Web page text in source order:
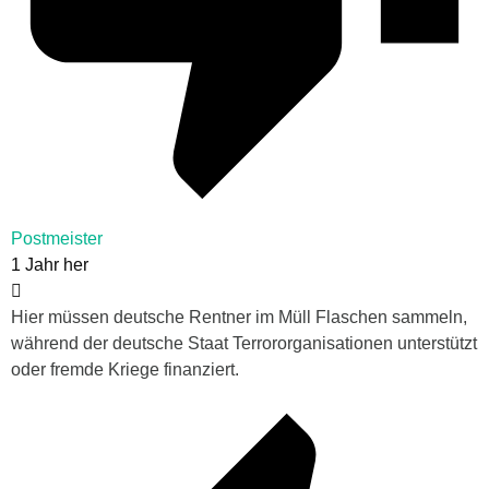
Postmeister
1 Jahr her
Hier müssen deutsche Rentner im Müll Flaschen sammeln,
während der deutsche Staat Terrororganisationen unterstützt
oder fremde Kriege finanziert.